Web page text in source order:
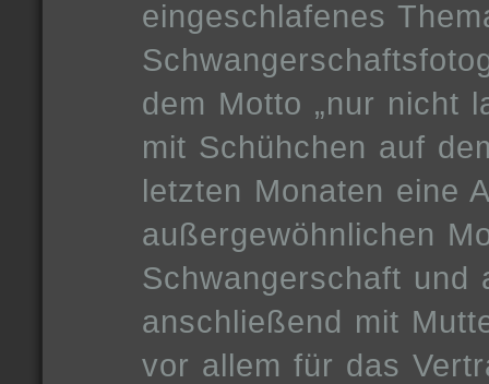
eingeschlafenes
dem Motto „nur nicht
mit Schühchen auf
letzten Monaten eine
außergewöhnlichen
Schwangerschaft und
anschließend mit
vor allem für das